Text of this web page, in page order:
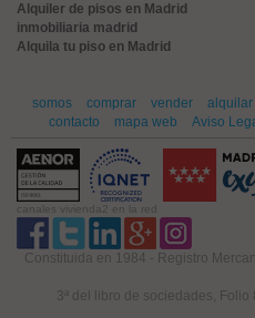
Alquiler de pisos en Madrid
inmobiliaria madrid
Alquila tu piso en Madrid
somos comprar vender alquilar
contacto
mapa web Aviso
canales vivienda2 en la red
Constituida en 1984 - Registro
3ª del libro de sociedades, Folio